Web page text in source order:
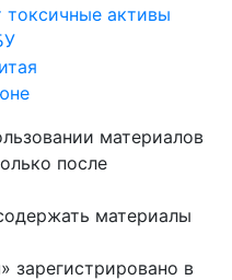
токсичные активы
материалов
после
материалы
зарегистрировано в